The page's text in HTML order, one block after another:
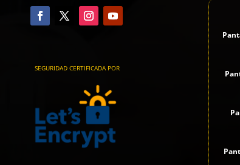
SEGURIDAD CERTIFICADA POR